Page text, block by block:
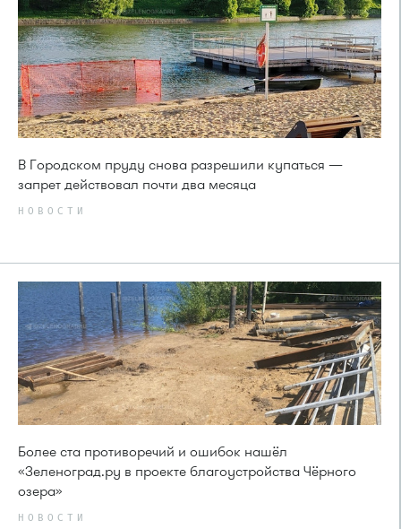
В Городском пруду снова разрешили купаться —
запрет действовал почти два месяца
НОВОСТИ
Более ста противоречий и ошибок нашёл
«Зеленоград.ру в проекте благоустройства Чёрного
озера»
НОВОСТИ